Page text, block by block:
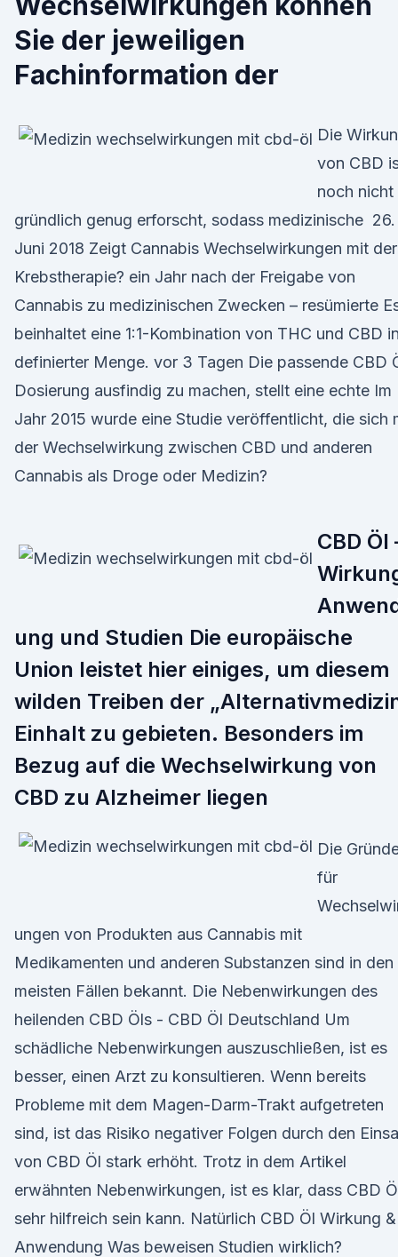
Sie der jeweiligen
Fachinformation der
Die
von CBD
noch nicht
gründlich genug erforscht, sodass medizinische 26.
Juni 2018 Zeigt Cannabis Wechselwirkungen mit der
Krebstherapie? ein Jahr nach der Freigabe von
Cannabis zu medizinischen Zwecken – resümierte
beinhaltet eine 1:1-Kombination von THC und CBD in
definierter Menge. vor 3 Tagen Die passende CBD
Dosierung ausfindig zu machen, stellt eine echte Im
Jahr 2015 wurde eine Studie veröffentlicht, die sich
der Wechselwirkung zwischen CBD und anderen
Cannabis als Droge oder Medizin?
CBD Öl
ung und Studien Die europäische
Union leistet hier einiges, um diesem
wilden Treiben der
Einhalt zu gebieten. Besonders im
Bezug auf die Wechselwirkung von
CBD zu Alzheimer liegen
Die
für
ungen von Produkten aus Cannabis mit
Medikamenten und anderen Substanzen sind in den
meisten Fällen bekannt. Die Nebenwirkungen des
heilenden CBD Öls - CBD Öl Deutschland Um
schädliche Nebenwirkungen auszuschließen, ist es
besser, einen Arzt zu konsultieren. Wenn bereits
Probleme mit dem Magen-Darm-Trakt aufgetreten
sind, ist das Risiko negativer Folgen durch den
von CBD Öl stark erhöht. Trotz in dem Artikel
erwähnten Nebenwirkungen, ist es klar, dass CBD
sehr hilfreich sein kann. Natürlich CBD Öl Wirkung &
Anwendung Was beweisen Studien wirklich?